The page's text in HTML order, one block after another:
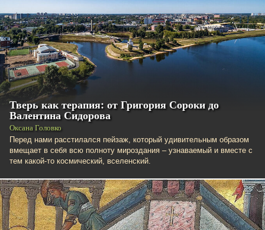
Тверь как терапия: от Григория Сороки до
Валентина Сидорова
Оксана Головко
Перед нами расстилался пейзаж, который удивительным образом
вмещает в себя всю полноту мироздания – узнаваемый и вместе с
тем какой-то космический, вселенский.